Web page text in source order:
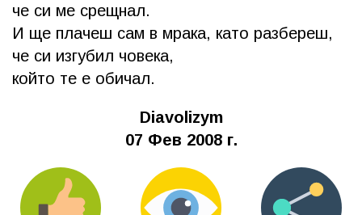
че си ме срещнал.
И ще плачеш сам в мрака, като разбереш,
че си изгубил човека,
който те е обичал.
Diavolizym
07 Фев 2008 г.